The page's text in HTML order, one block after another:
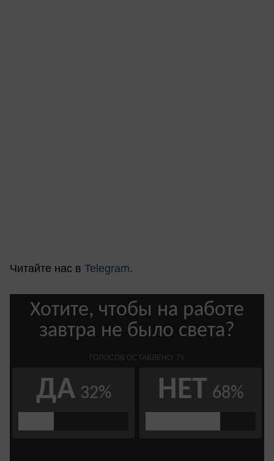
Читайте нас в Telegram.